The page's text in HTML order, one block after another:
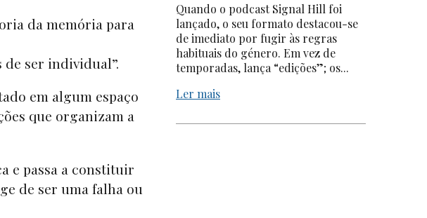
da memória para
ser individual”.
em algum espaço
que organizam a
e passa a constituir
de ser uma falha ou
Quando o podcast Signal Hill foi
lançado, o seu formato destacou-se
de imediato por fugir às regras
habituais do género. Em vez de
temporadas, lança “edições”; os...
Ler mais